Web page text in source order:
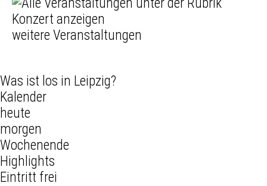
weitere Veranstaltungen
Was ist los in Leipzig?
Kalender
heute
morgen
Wochenende
Highlights
Eintritt frei